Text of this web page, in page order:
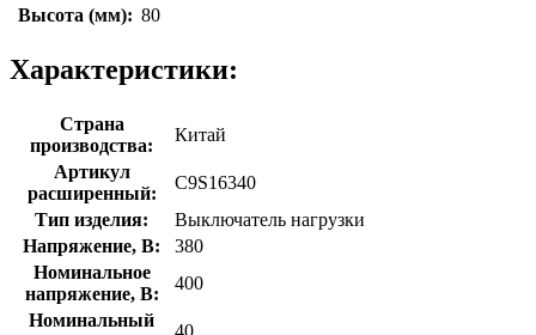
Высота (мм): 80
Характеристики:
Страна
производства:
Китай
Артикул
расширенный:
C9S16340
Тип изделия:
Выключатель нагрузки
Напряжение, В:
380
Номинальное
напряжение, В:
400
Номинальный
40